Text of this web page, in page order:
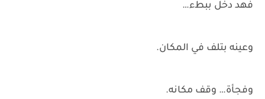
فهد دخل ببطء…
وعينه بتلف في المكان.
وفجأة… وقف مكانه.